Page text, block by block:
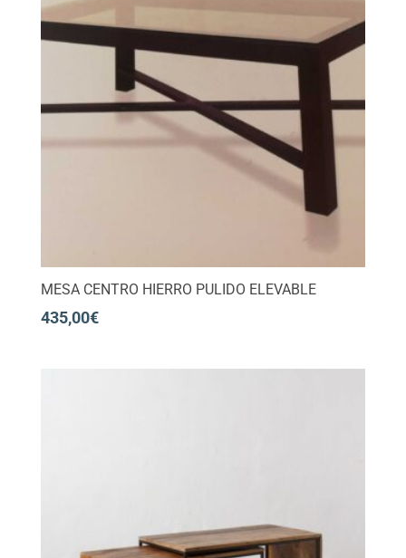
MESA CENTRO HIERRO PULIDO ELEVABLE
435,00€